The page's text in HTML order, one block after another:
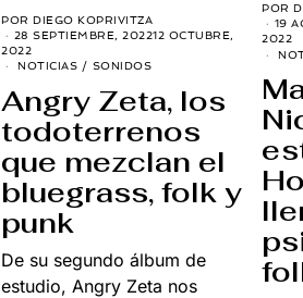
POR DIEGO KOPRIVITZA
28 SEPTIEMBRE, 202212 OCTUBRE,
2022
NOTICIAS / SONIDOS
Angry Zeta, los
todoterrenos
que mezclan el
bluegrass, folk y
punk
De su segundo álbum de
estudio, Angry Zeta nos
POR
19
2022